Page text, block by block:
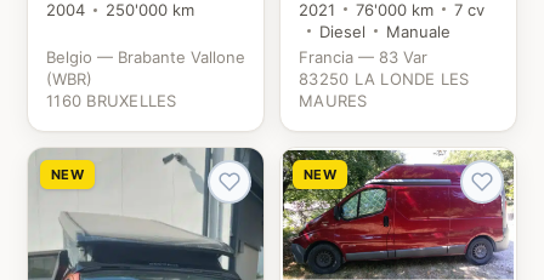
Renault
2004 250'000 km
Belgio — Brabante Vallone
(WBR)
1160 BRUXELLES
KIT NORD TRAFIC 3
Renault
2021 76'000 km
7 cv
Diesel
Manuale
Francia — 83 Var
83250 LA LONDE LES
MAURES
NEW NEW